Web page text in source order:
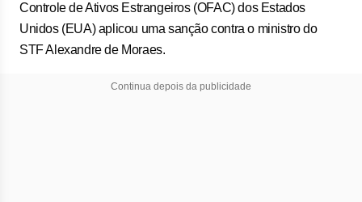
Controle de Ativos Estrangeiros (OFAC) dos Estados
Unidos (EUA) aplicou uma sanção contra o ministro do
STF Alexandre de Moraes.
Continua depois da publicidade